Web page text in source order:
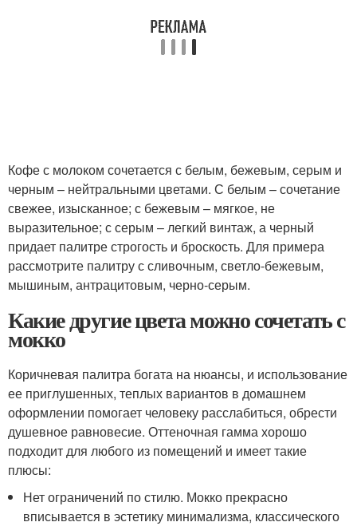
Кофе с молоком сочетается с белым, бежевым, серым и
черным – нейтральными цветами. С белым – сочетание
свежее, изысканное; с бежевым – мягкое, не
выразительное; с серым – легкий винтаж, а черный
придает палитре строгость и броскость. Для примера
рассмотрите палитру с сливочным, светло-бежевым,
мышиным, антрацитовым, черно-серым.
Какие другие цвета можно сочетать с
мокко
Коричневая палитра богата на нюансы, и использование
ее приглушенных, теплых вариантов в домашнем
оформлении помогает человеку расслабиться, обрести
душевное равновесие. Оттеночная гамма хорошо
подходит для любого из помещений и имеет такие
плюсы:
Нет ограничений по стилю. Мокко прекрасно
вписывается в эстетику минимализма, классического